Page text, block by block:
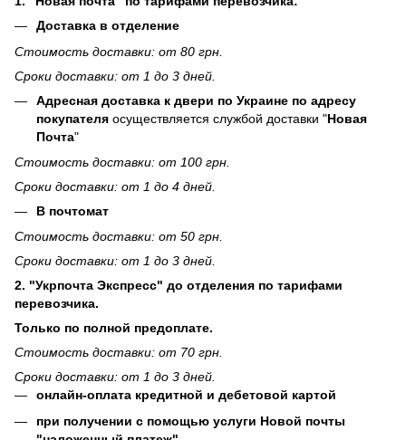
Доставка в отделение
Стоимость доставки: от 80 грн.
Сроки доставки: от 1 до 3 дней.
Адресная доставка к двери по Украине по адресу
покупателя осуществляется службой доставки "Новая
Почта"
Стоимость доставки: от 100 грн.
Сроки доставки: от 1 до 4 дней.
В почтомат
Стоимость доставки: от 50 грн.
Сроки доставки: от 1 до 3 дней.
2. "Укрпочта Экспресс" до отделения по тарифами
перевозчика.
Только по полной предоплате.
Стоимость доставки: от 70 грн.
Сроки доставки: от 1 до 3 дней.
онлайн-оплата кредитной и дебетовой картой
при получении с помощью услуги Новой почты